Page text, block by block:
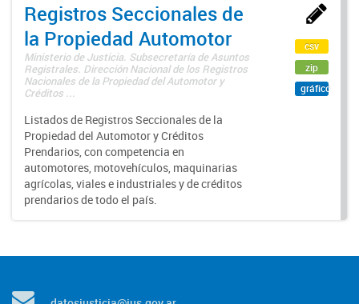
Registros Seccionales de
la Propiedad Automotor
Ministerio de Justicia. Subsecretaría de Asuntos
Registrales. Dirección Nacional de los Registros
Nacionales de la Propiedad del Automotor y
Créditos ...
Listados de Registros Seccionales de la
Propiedad del Automotor y Créditos
Prendarios, con competencia en
automotores, motovehículos, maquinarias
agrícolas, viales e industriales y de créditos
prendarios de todo el país.
csv
zip
gráfico